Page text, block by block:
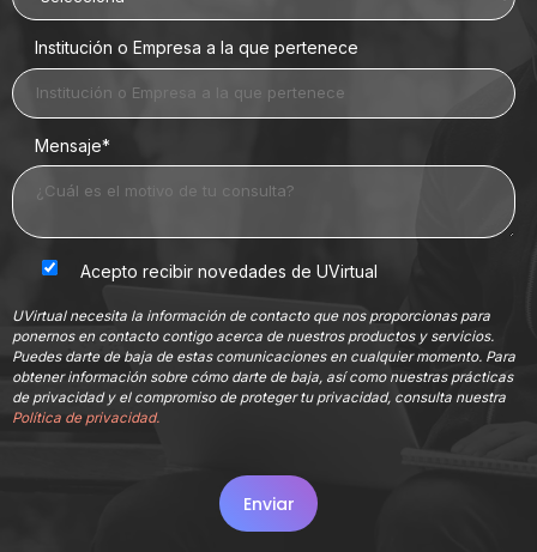
Institución o Empresa a la que pertenece
Mensaje*
Acepto recibir novedades de UVirtual
UVirtual necesita la información de contacto que nos proporcionas para
ponernos en contacto contigo acerca de nuestros productos y servicios.
Puedes darte de baja de estas comunicaciones en cualquier momento. Para
obtener información sobre cómo darte de baja, así como nuestras prácticas
de privacidad y el compromiso de proteger tu privacidad, consulta nuestra
Política de privacidad.